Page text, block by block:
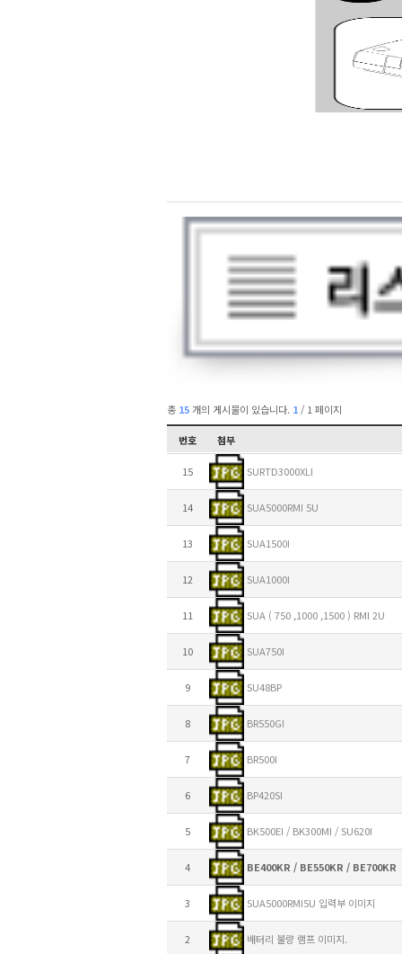
총 15 개의 게시물이 있습니다. 1 / 1 페이지
번호 첨부
15 SURTD3000XLI
14 SUA5000RMI 5U
13 SUA1500I
12 SUA1000I
11 SUA ( 750 ,1000 ,1500 ) RMI 2U
10 SUA750I
9 SU48BP
8 BR550GI
7 BR500I
6 BP420SI
5 BK500EI / BK300MI / SU620I
4 BE400KR / BE550KR / BE700KR
3 SUA5000RMI5U 입력부 이미지
2 배터리 불량 램프 이미지.